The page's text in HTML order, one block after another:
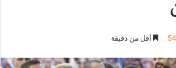
أقل من دقيقة